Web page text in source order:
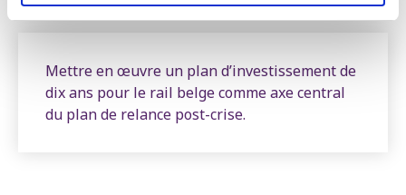
structure unifiée
Mettre en œuvre un plan d’investissement de
dix ans pour le rail belge comme axe central
du plan de relance post-crise.